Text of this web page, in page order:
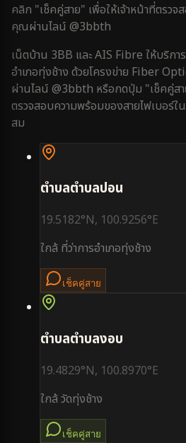
คลิก "เช็คคู่สาย" เพื่อให้เจ้าหน้าที่ตร
คุณผ่านไลน์ @3bbth
เน็ตบ้าน 3BB และ AIS Fibre ให้บริก
อำเภอทุ่งช้าง ด้วยโครงข่าย Fiber
ผ่านไลน์ @3bbth หรือกดปุ่ม "เช็คคู่ส
ตรวจสอบความพร้อมของสายไฟเบอร์
สม
ตำบลตำบลปอน
19.5182°N, 100.9256°E
ใกล้ ที่ว่าการอำเภอทุ่งช้าง
เช็คคู่สาย
ตำบลตำบลงอบ
19.4829°N, 100.8970°E
ใกล้วัดทุ่งช้าง
เช็คคู่สาย